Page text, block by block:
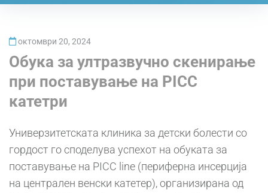
октомври 20, 2024
Обука за ултразвучно скенирање
при поставување на PICC
катетри
Универзитетската клиника за детски болести со
гордост го споделува успехот на обуката за
поставување на PICC line (периферна инсерција
на централен венски катетер), организирана од